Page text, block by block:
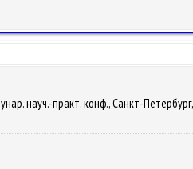
науч.-практ. конф., Санкт-